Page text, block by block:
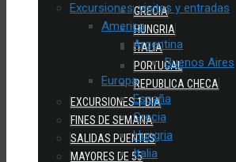
GRECIA
HUNGRIA
ITALIA
PORTUGAL
REPUBLICA CHECA
EXCURSIONES 1 DIA
FINES DE SEMANA
SALIDAS PUENTES
MAYORES DE 55
Excursiones, visitas y entradas
America
Argentina
Buenos Aires
Europa
España
Grecia
Hungria
Italia